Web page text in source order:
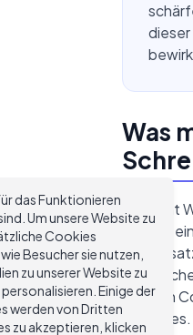
dieser
Was
Content
Bildung
machen
Practices.
das Funktionieren
Um unsere Website zu
Cookies
Besucher sie nutzen,
zu unserer Website zu
Einige der
werden von Dritten
zu akzeptieren, klicken